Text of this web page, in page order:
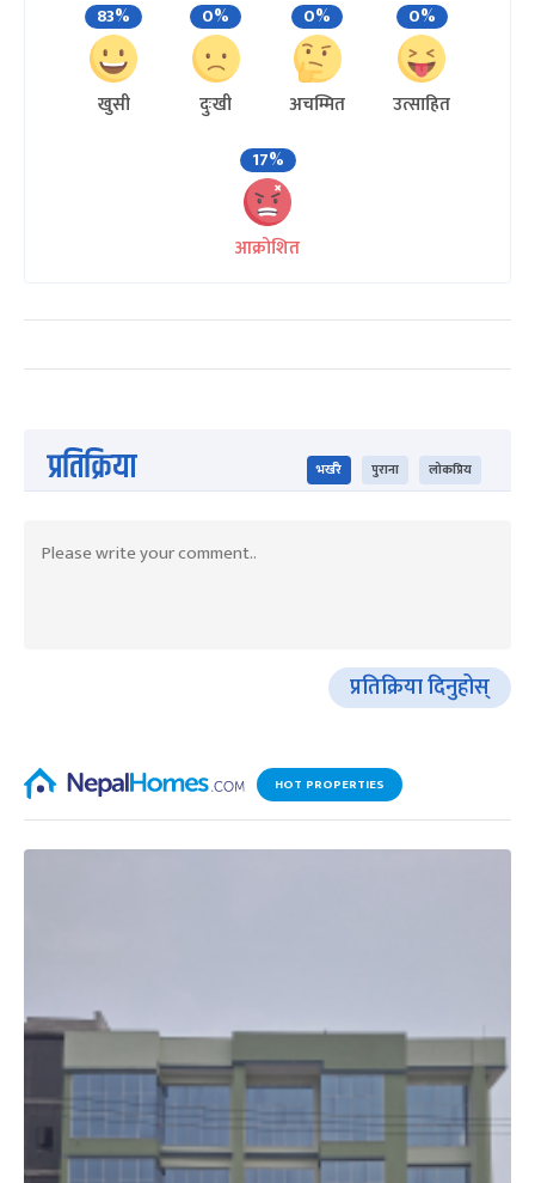
83%
खुसी
0%
दुःखी
0%
अचम्मित
0%
उत्साहित
17%
आक्रोशित
प्रतिक्रिया भर्खरै पुराना लोकप्रिय
प्रतिक्रिया दिनुहोस्
HOT PROPERTIES